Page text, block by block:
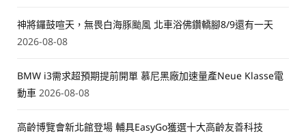
神將鑼鼓喧天，無畏白海豚颱風 北車浴佛鑽轎腳8/9還有一天
2026-08-08
BMW i3需求超預期提前開單 慕尼黑廠加速量產Neue Klasse電
動車 2026-08-08
高齡博覽會新北館登場 輔具EasyGo獲選十大高齡友善科技